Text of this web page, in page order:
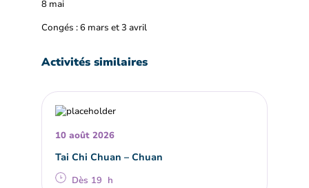
8 mai
Congés : 6 mars et 3 avril
Activités similaires
10 août 2026
Tai Chi Chuan – Chuan
Dès 19 h